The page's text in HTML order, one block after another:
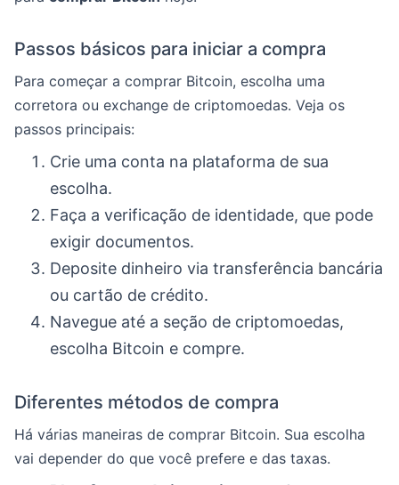
Passos básicos para iniciar a compra
Para começar a comprar Bitcoin, escolha uma
corretora ou exchange de criptomoedas. Veja os
passos principais:
Crie uma conta na plataforma de sua
escolha.
Faça a verificação de identidade, que pode
exigir documentos.
Deposite dinheiro via transferência bancária
ou cartão de crédito.
Navegue até a seção de criptomoedas,
escolha Bitcoin e compre.
Diferentes métodos de compra
Há várias maneiras de comprar Bitcoin. Sua escolha
vai depender do que você prefere e das taxas.